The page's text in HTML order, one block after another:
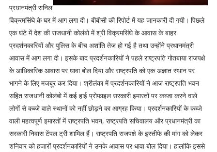
प्रधानमंत्री रानिल
विक्रमसिंघे के घर में आग लगा दी। बीबीसी की रिपोर्ट में यह जानकारी दी गयी। पिछले
एक घंटे में देश की राजधानी कोलंबो में श्री विक्रमसिंघे के आवास के बाहर
प्रदर्शनकारियों और पुलिस के बीच अशांति तेज हो गई है तथा उन्होंने प्रधानमंत्री
आवास में आग लगा दी। इसके बाद प्रदर्शनकारियों ने पहले राष्ट्रपति गोतबाया राजपक्षे
के आधिकारिक आवास पर धावा बोल दिया और राष्ट्रपति को एक अज्ञात स्थान पर
भागने के लिए मजबूर कर दिया। श्रीलंका में प्रदर्शनकारियों ने आज राष्ट्रपति भवन
सहित राजधानी कोलंबो में कई हाई प्रोफाइल सरकारी इमारतों पर कब्जा करने वाले
लोगों से कब्जे वाले स्थानों को नहीं छोड़ने का आग्रह किया। प्रदर्शनकारियों के कब्जे
वाली महत्वपूर्ण इमारतों में राष्ट्रपति भवन, राष्ट्रपति सचिवालय और प्रधानमंत्री का
सरकारी निवास टेंपल ट्री शामिल हैं। राष्ट्रपति राजपक्षे के इस्तीफे की मांग को लेकर
शनिवार को हजारों प्रदर्शनकारियों ने उनके आवास पर धावा बोल दिया। हालांकि इससे